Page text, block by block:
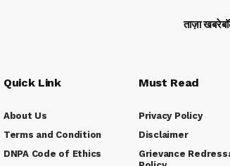
ताज़ा खबरे
Quick Link
About Us
Terms and Condition
DNPA Code of Ethics
Must Read
Privacy Policy
Disclaimer
Grievance